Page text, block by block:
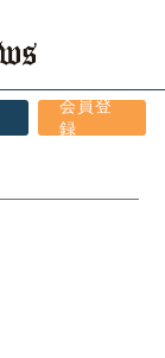
会員登
録